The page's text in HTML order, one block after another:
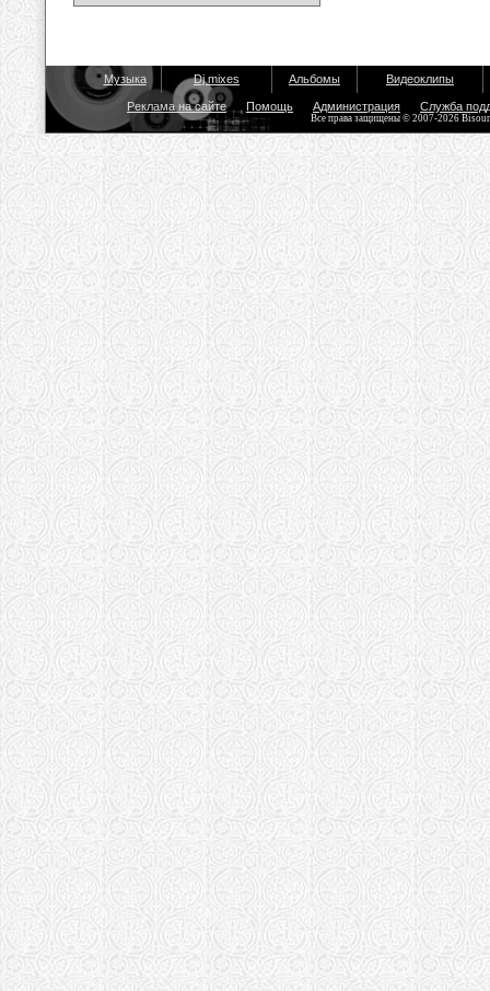
Музыка Dj mixes Альбомы Видеоклипы
Реклама на сайте Помощь Администрация Служба
Все права защищены © 2007-2026